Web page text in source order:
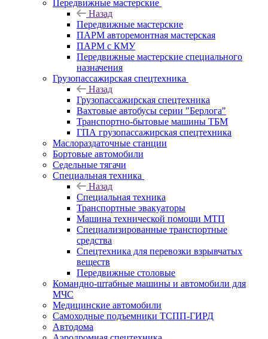
Передвижные мастерские
Назад
Передвижные мастерские
ПАРМ авторемонтная мастерская
ПАРМ с КМУ
Передвижные мастерские специального
назначения
Грузопассажирская спецтехника
Назад
Грузопассажирская спецтехника
Вахтовые автобусы серии "Берлога"
Транспортно-бытовые машины ТБМ
ГПА грузопассажирская спецтехника
Маслораздаточные станции
Бортовые автомобили
Седельные тягачи
Специальная техника
Назад
Специальная техника
Транспортные эвакуаторы
Машина технической помощи МТП
Специализированные транспортные
средства
Спецтехника для перевозки взрывчатых
веществ
Передвижные столовые
Командно-штабные машины и автомобили для
МЧС
Медицинские автомобили
Самоходные подъемники ТСПП-ГИРД
Автодома